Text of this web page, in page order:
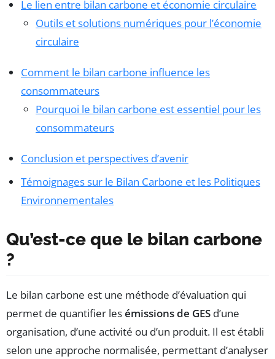
Le lien entre bilan carbone et économie circulaire
Outils et solutions numériques pour l’économie
circulaire
Comment le bilan carbone influence les
consommateurs
Pourquoi le bilan carbone est essentiel pour les
consommateurs
Conclusion et perspectives d’avenir
Témoignages sur le Bilan Carbone et les Politiques
Environnementales
Qu’est-ce que le bilan carbone
?
Le bilan carbone est une méthode d’évaluation qui
permet de quantifier lesémissions de GES d’une
organisation, d’une activité ou d’un produit. Il est établi
selon une approche normalisée, permettant d’analyser